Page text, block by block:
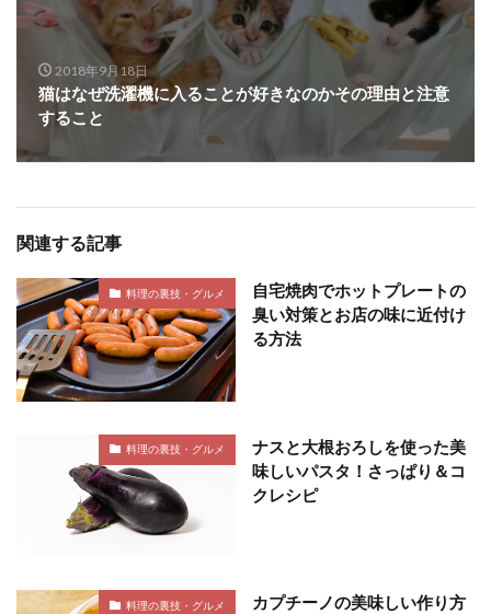
2018年9月18日
猫はなぜ洗濯機に入ることが好きなのかその理由と注意
すること
関連する記事
料理の裏技・グルメ
自宅焼肉でホットプレートの
臭い対策とお店の味に近付け
る方法
料理の裏技・グルメ
ナスと大根おろしを使った美
味しいパスタ！さっぱり＆コ
クレシピ
料理の裏技・グルメ
カプチーノの美味しい作り方